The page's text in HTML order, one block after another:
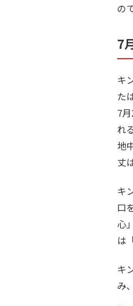
の
7
キ
た
7
れ
地
丈
キ
口
心
は
キ
み